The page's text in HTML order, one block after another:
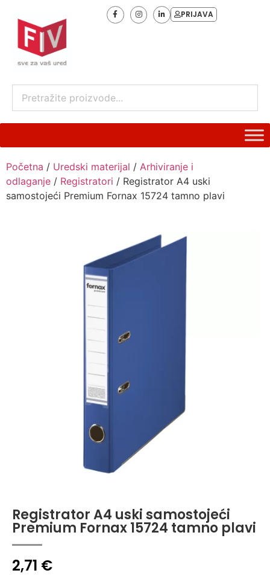
PRIJAVA
Početna / Uredski materijal / Arhiviranje i
odlaganje / Registratori / Registrator A4 uski
samostojeći Premium Fornax 15724 tamno plavi
Registrator A4 uski samostojeći
Premium Fornax 15724 tamno plavi
2,71 €